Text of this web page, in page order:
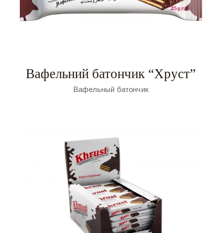
Вафельний батончик “Хруст”
Вафельный батончик